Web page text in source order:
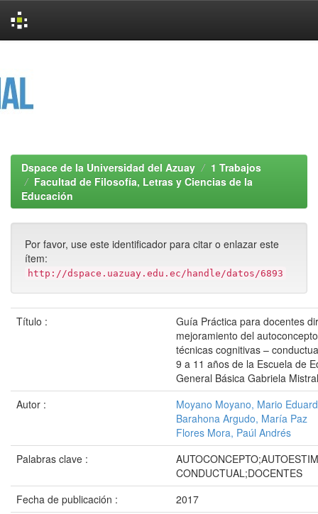
Dspace de la Universidad del Azuay
1 Trabajos
Facultad de Filosofía, Letras y Ciencias de la
Educación
Por favor, use este identificador para citar o enlazar este
ítem:
http://dspace.uazuay.edu.ec/handle/datos/6893
Título :
Guía Práctica para docentes
mejoramiento del
técnicas cognitivas –
9 a 11 años de la Escuela de
General Básica Gabriela Mistral
Autor :
Moyano Moyano, Mario
Barahona Argudo, María Paz
Flores Mora, Paúl Andrés
Palabras clave :
CONDUCTUAL;DOCENTES
Fecha de publicación :
2017